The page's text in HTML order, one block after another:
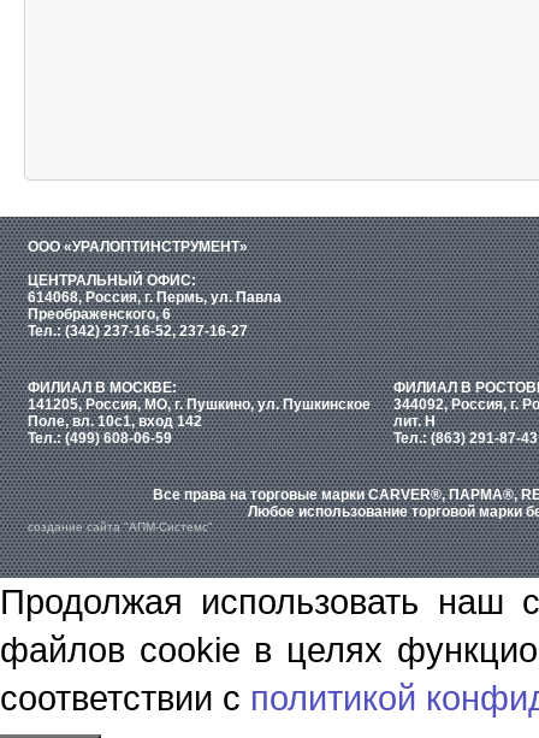
ООО «УРАЛОПТИНСТРУМЕНТ»
ЦЕНТРАЛЬНЫЙ ОФИС:
614068, Россия, г. Пермь, ул. Павла
Преображенского, 6
Тел.: (342) 237-16-52, 237-16-27
ФИЛИАЛ В МОСКВЕ:
141205, Россия, МО, г. Пушкино, ул. Пушкинское
Поле, вл. 10с1, вход 142
Тел.: (499) 608-06-59
ФИЛИАЛ В
344092, Россия, г.
лит. Н
Тел.: (863) 291-87-43
Все права на торговые марки CARVER®, ПАРМА®,
Любое использование торговой марки
создание сайта "АПМ-Системс"
Продолжая использовать наш
файлов cookie в целях
соответствии с политикой